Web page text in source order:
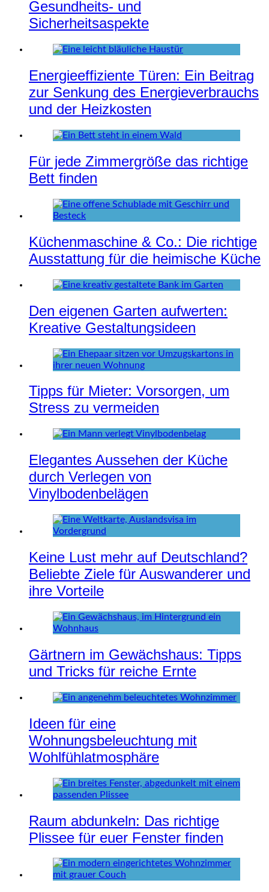
Gesundheits- und
Sicherheitsaspekte
Energieeffiziente Türen: Ein Beitrag
zur Senkung des Energieverbrauchs
und der Heizkosten
Für jede Zimmergröße das richtige
Bett finden
Küchenmaschine & Co.: Die richtige
Ausstattung für die heimische Küche
Den eigenen Garten aufwerten:
Kreative Gestaltungsideen
Tipps für Mieter: Vorsorgen, um
Stress zu vermeiden
Elegantes Aussehen der Küche
durch Verlegen von
Vinylbodenbelägen
Keine Lust mehr auf Deutschland?
Beliebte Ziele für Auswanderer und
ihre Vorteile
Gärtnern im Gewächshaus: Tipps
und Tricks für reiche Ernte
Ideen für eine
Wohnungsbeleuchtung mit
Wohlfühlatmosphäre
Raum abdunkeln: Das richtige
Plissee für euer Fenster finden